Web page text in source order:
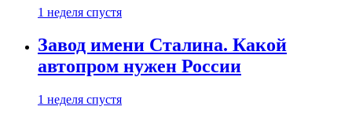
1 неделя спустя
Завод имени Сталина. Какой
автопром нужен России
1 неделя спустя